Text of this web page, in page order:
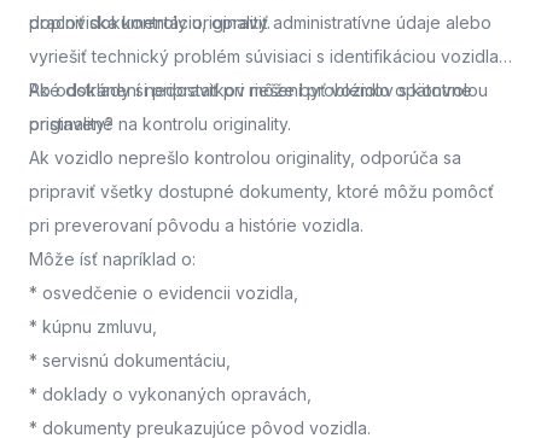
pracoviska kontroly originality.
doplniť dokumentáciu, opraviť administratívne údaje alebo
vyriešiť technický problém súvisiaci s identifikáciou vozidla.
Po odstránení nedostatkov môže byť vozidlo opätovne
pristavené na kontrolu originality.
Aké doklady si pripraviť pri riešení problémov s kontrolou
originality?
Ak vozidlo neprešlo kontrolou originality, odporúča sa
pripraviť všetky dostupné dokumenty, ktoré môžu pomôcť
pri preverovaní pôvodu a histórie vozidla.
Môže ísť napríklad o:
* osvedčenie o evidencii vozidla,
* kúpnu zmluvu,
* servisnú dokumentáciu,
* doklady o vykonaných opravách,
* dokumenty preukazujúce pôvod vozidla.